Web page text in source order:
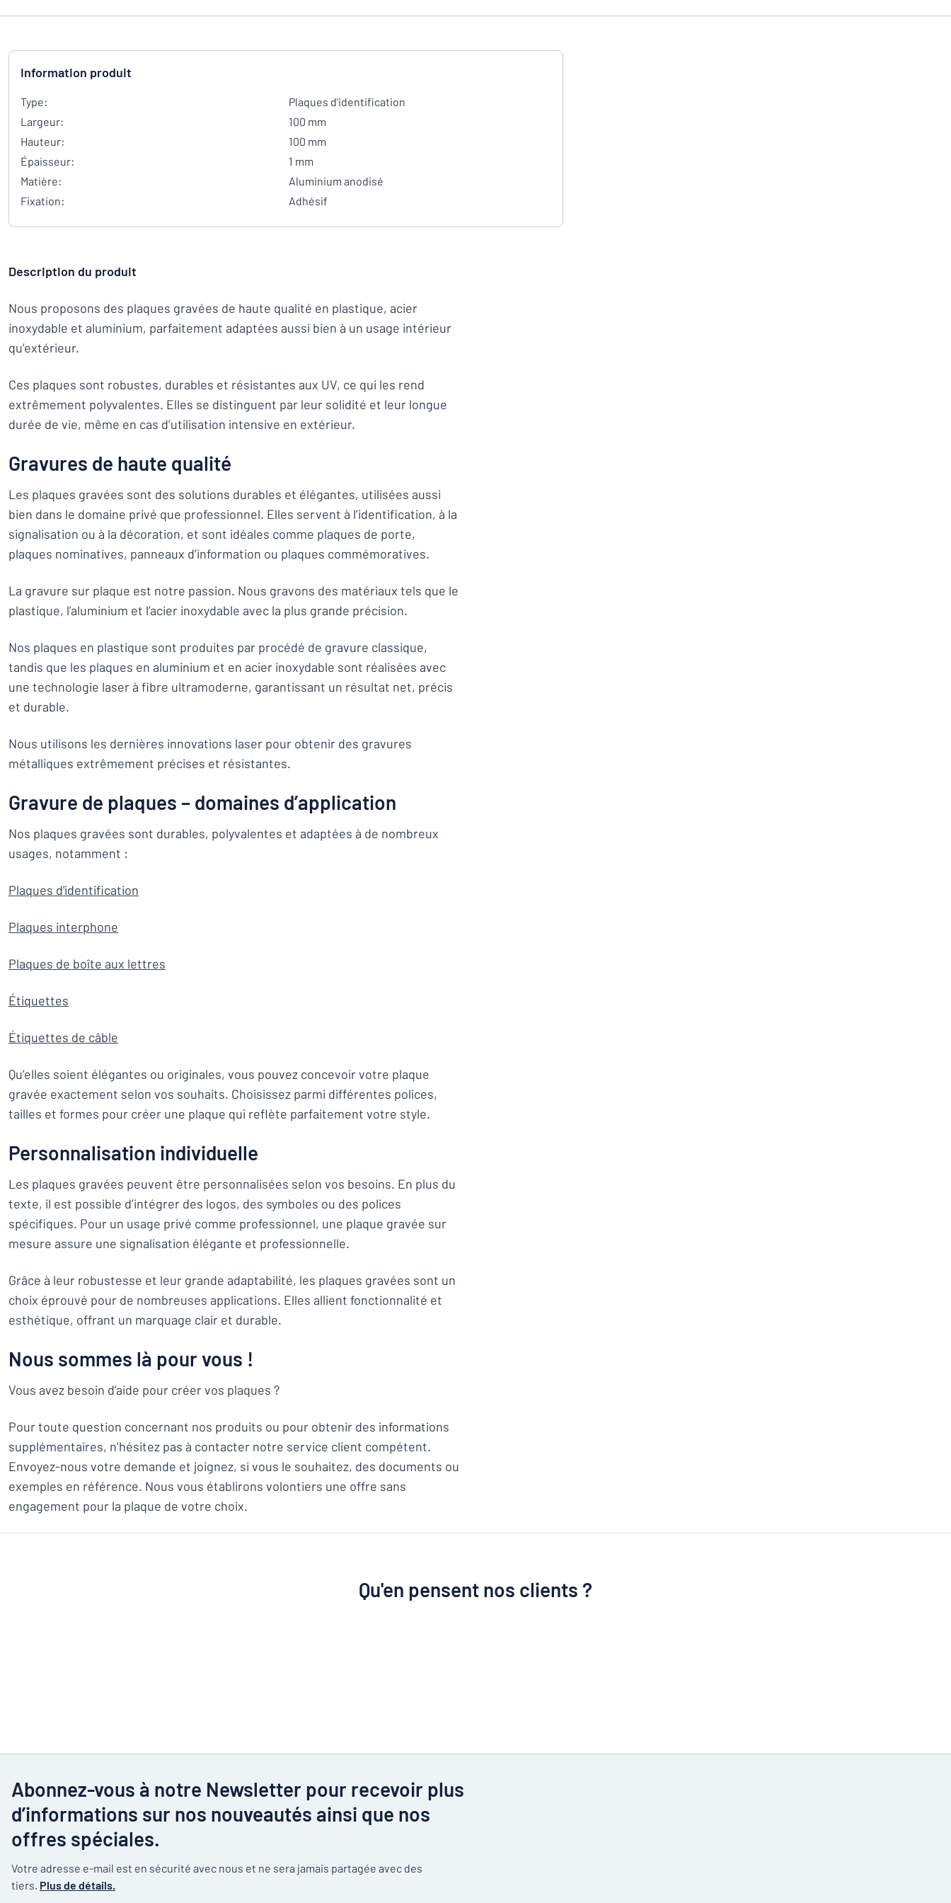
Information produit
Type:
Plaques d'identification
Largeur:
100 mm
Hauteur:
100 mm
Épaisseur:
1 mm
Matière:
Aluminium anodisé
Fixation:
Adhésif
Description du produit
Nous proposons des plaques gravées de haute qualité en plastique, acier
inoxydable et aluminium, parfaitement adaptées aussi bien à un usage intérieur
qu’extérieur.
Ces plaques sont robustes, durables et résistantes aux UV, ce qui les rend
extrêmement polyvalentes. Elles se distinguent par leur solidité et leur longue
durée de vie, même en cas d’utilisation intensive en extérieur.
Gravures de haute qualité
Les plaques gravées sont des solutions durables et élégantes, utilisées aussi
bien dans le domaine privé que professionnel. Elles servent à l’identification, à la
signalisation ou à la décoration, et sont idéales comme plaques de porte,
plaques nominatives, panneaux d’information ou plaques commémoratives.
La gravure sur plaque est notre passion. Nous gravons des matériaux tels que le
plastique, l’aluminium et l’acier inoxydable avec la plus grande précision.
Nos plaques en plastique sont produites par procédé de gravure classique,
tandis que les plaques en aluminium et en acier inoxydable sont réalisées avec
une technologie laser à fibre ultramoderne, garantissant un résultat net, précis
et durable.
Nous utilisons les dernières innovations laser pour obtenir des gravures
métalliques extrêmement précises et résistantes.
Gravure de plaques – domaines d’application
Nos plaques gravées sont durables, polyvalentes et adaptées à de nombreux
usages, notamment :
Plaques d'identification
Plaques interphone
Plaques de boîte aux lettres
Étiquettes
Étiquettes de câble
Qu’elles soient élégantes ou originales, vous pouvez concevoir votre plaque
gravée exactement selon vos souhaits. Choisissez parmi différentes polices,
tailles et formes pour créer une plaque qui reflète parfaitement votre style.
Personnalisation individuelle
Les plaques gravées peuvent être personnalisées selon vos besoins. En plus du
texte, il est possible d’intégrer des logos, des symboles ou des polices
spécifiques. Pour un usage privé comme professionnel, une plaque gravée sur
mesure assure une signalisation élégante et professionnelle.
Grâce à leur robustesse et leur grande adaptabilité, les plaques gravées sont un
choix éprouvé pour de nombreuses applications. Elles allient fonctionnalité et
esthétique, offrant un marquage clair et durable.
Nous sommes là pour vous !
Vous avez besoin d’aide pour créer vos plaques ?
Pour toute question concernant nos produits ou pour obtenir des informations
supplémentaires, n’hésitez pas à contacter notre service client compétent.
Envoyez-nous votre demande et joignez, si vous le souhaitez, des documents ou
exemples en référence. Nous vous établirons volontiers une offre sans
engagement pour la plaque de votre choix.
Qu'en pensent nos clients ?
Abonnez-vous à notre Newsletter pour recevoir plus
d’informations sur nos nouveautés ainsi que nos
offres spéciales.
Votre adresse e-mail est en sécurité avec nous et ne sera jamais partagée avec des
tiers. Plus de détails.